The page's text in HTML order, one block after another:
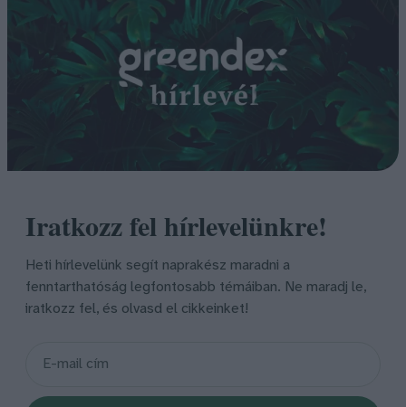
Iratkozz fel hírlevelünkre!
Heti hírlevelünk segít naprakész maradni a
fenntarthatóság legfontosabb témáiban. Ne maradj le,
iratkozz fel, és olvasd el cikkeinket!